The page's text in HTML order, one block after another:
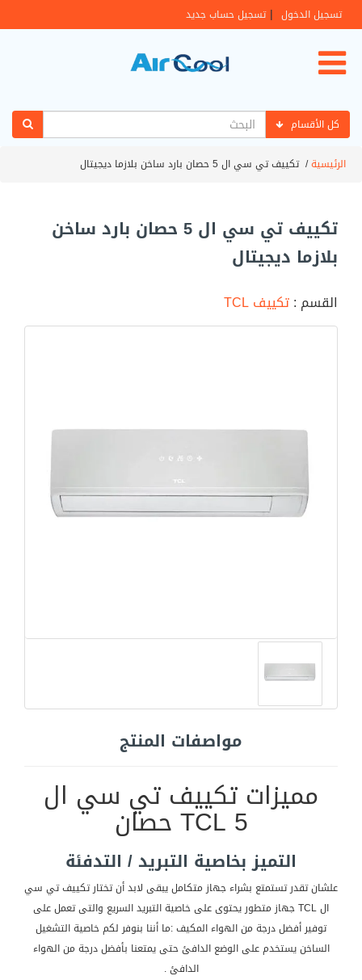
تسجيل الدخول | تسجيل حساب جديد
كل الأقسام
الرئيسية/تكييف تي سي ال 5 حصان بارد ساخن بلازما ديجيتال
تكييف تي سي ال 5 حصان بارد ساخن
بلازما ديجيتال
القسم :تكييف TCL
مواصفات المنتج
مميزات تكييف تي سي ال
TCL 5 حصان
التميز بخاصية التبريد / التدفئة
علشان تقدر تستمتع بشراء جهاز متكامل يبقى لابد أن تختار تكييف تي سي
ال TCL جهاز متطور يحتوى على خاصية التبريد السريع والتى تعمل على
توفير أفضل درجة من الهواء المكيف :ما أننا بنوفر لكم خاصية التشغيل
الساخن يستخدم على الوضع الدافئ حتى يمتعنا بأفضل درجة من الهواء
الدافئ .